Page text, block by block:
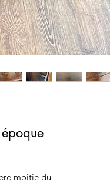
moitie du